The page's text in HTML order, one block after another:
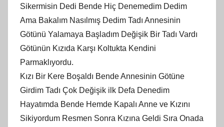
Sikermisin Dedi Bende Hiç Denemedim Dedim
Ama Bakalım Nasılmış Dedim Tadı Annesinin
Götünü Yalamaya Başladım Değişik Bir Tadı Vardı
Götünün Kızıda Karşı Koltukta Kendini
Parmaklıyordu.
Kızı Bir Kere Boşaldı Bende Annesinin Götüne
Girdim Tadı Çok Değişik ilk Defa Denedim
Hayatımda Bende Hemde Kapalı Anne ve Kızını
Sikiyordum Resmen Sonra Kızına Geldi Sıra Onada